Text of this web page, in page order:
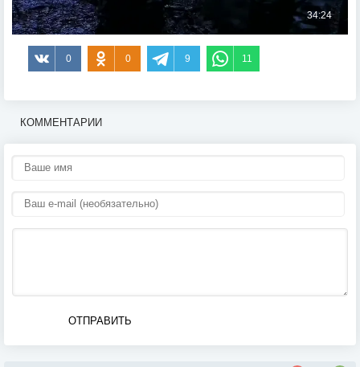
0 0 9 11
КОММЕНТАРИИ
ОТПРАВИТЬ